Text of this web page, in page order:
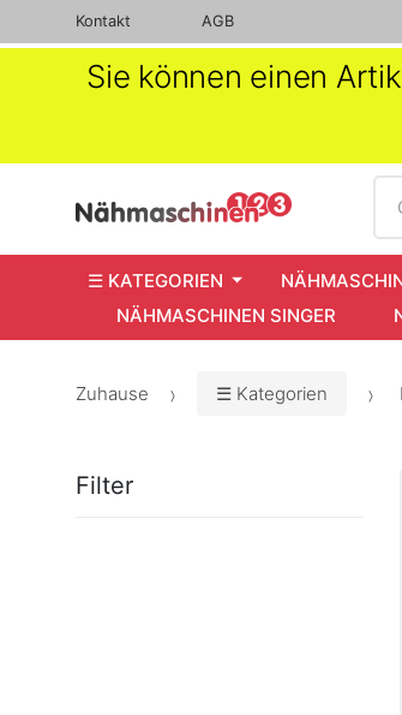
Kontakt AGB
Sie können einen
☰ KATEGORIEN
NÄHMASCHINEN SINGER
Zuhause ☰ Kategorien
Filter